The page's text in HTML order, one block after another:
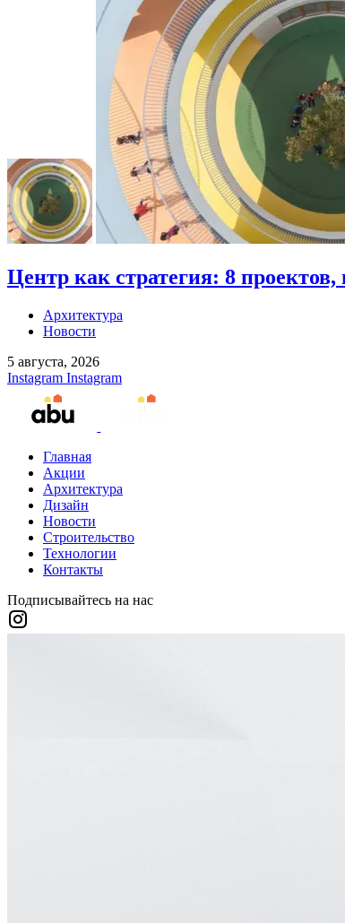
Центр как стратегия: 8
Архитектура
Новости
5 августа, 2026
Instagram Instagram
Главная
Акции
Архитектура
Дизайн
Новости
Строительство
Технологии
Контакты
Подписывайтесь на нас